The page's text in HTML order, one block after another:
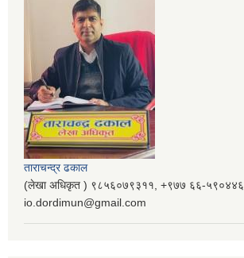
ताराचन्द्र ढकाल
(लेखा अधिकृत ) ९८५६०७९३११, ‌‍‍+९७७ ६६-५९०४४६
io.dordimun@gmail.com